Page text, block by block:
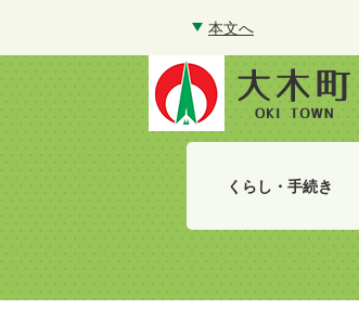
本文へ
くらし・手続き